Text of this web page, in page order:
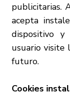
publicitarias.
acepta
dispositivo y
usuario visite
futuro.
Cookies